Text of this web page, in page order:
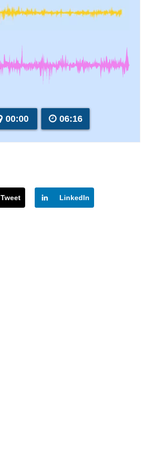
00:00 06:16
Tweet LinkedIn